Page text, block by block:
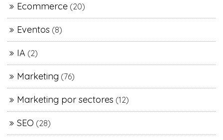
Ecommerce (20)
Eventos (8)
IA (2)
Marketing (76)
Marketing por sectores (12)
SEO (28)